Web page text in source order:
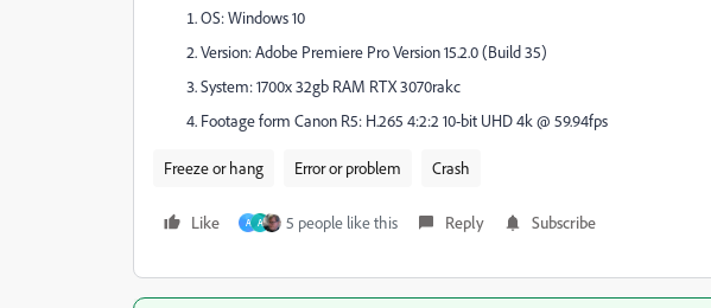
OS: Windows 10
Version: Adobe Premiere Pro Version 15.2.0 (Build 35)
System: 1700x 32gb RAM RTX 3070rakc
Footage form Canon R5: H.265 4:2:2 10-bit UHD 4k @ 59.94fps
Freeze or hang Error or problem Crash
Like A A 5 people like this Reply Subscribe